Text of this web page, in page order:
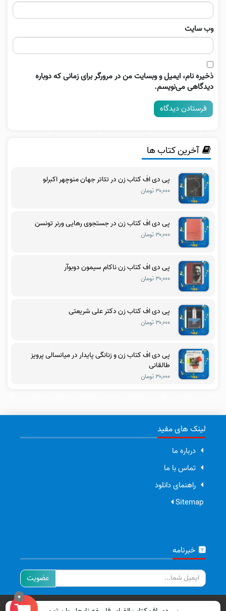
وب‌ سایت
ذخیره نام، ایمیل و وبسایت من در مرورگر برای زمانی که دوباره
دیدگاهی می‌نویسم.
آخرین کتاب ها
پی دی اف کتاب زن در تئاتر جهان منوچهر اکبرلو
۳۰,۰۰۰ تومان
پی دی اف کتاب زن در جستجوی رهایی ورنر تونسن
۳۰,۰۰۰ تومان
پی دی اف کتاب زن ناکام سیمون دوبوآر
۳۰,۰۰۰ تومان
پی دی اف کتاب زن دکتر علی شریعتی
۳۰,۰۰۰ تومان
پی دی اف کتاب زن و زنانگی پایدار در میانسالی پرویز
طالقانی
۳۰,۰۰۰ تومان
لینک های مفید
درباره ما
تماس با ما
راهنمای دانلود
Sitemap
خبرنامه
ایمیل
تمامی حقوق برای سایت ما محفوظ است.
0